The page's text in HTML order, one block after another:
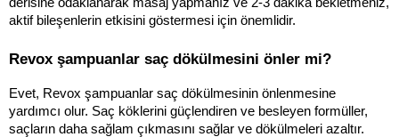
aktif bileşenlerin etkisini göstermesi için önemlidir.
Revox şampuanlar saç dökülmesini önler mi?
Evet, Revox şampuanlar saç dökülmesinin önlenmesine
yardımcı olur. Saç köklerini güçlendiren ve besleyen formüller,
saçların daha sağlam çıkmasını sağlar ve dökülmeleri azaltır.